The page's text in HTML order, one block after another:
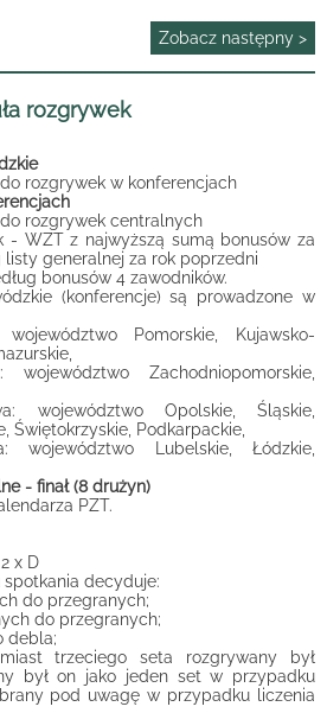
Zobacz następny >
rozgrywek
rozgrywek w konferencjach
rozgrywek centralnych
- WZT z najwyższą sumą bonusów za
generalnej za rok poprzedni
bonusów 4 zawodników.
(konferencje) są prowadzone w
województwo Pomorskie, Kujawsko-
województwo Zachodniopomorskie,
województwo Opolskie, Śląskie,
Świętokrzyskie, Podkarpackie,
województwo Lubelskie, Łódzkie,
- finał (8 drużyn)
PZT.
x D
spotkania decyduje:
do przegranych;
do przegranych;
debla;
trzeciego seta rozgrywany był
był on jako jeden set w przypadku
pod uwagę w przypadku liczenia